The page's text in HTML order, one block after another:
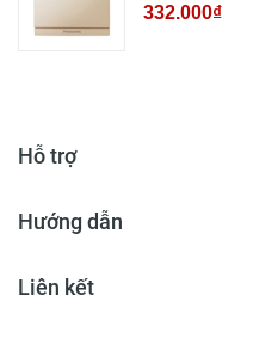
332.000₫
Hỗ trợ
Hướng dẫn
Liên kết